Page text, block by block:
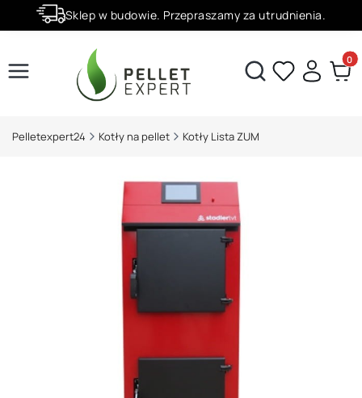
Sklep w budowie. Przepraszamy za utrudnienia.
Otwórz wyszukiwarkę
Pelletexpert24 Kotły na pellet Kotły Lista ZUM